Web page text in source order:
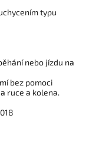
typu
nebo jízdu na
bez pomoci
ruce a kolena.